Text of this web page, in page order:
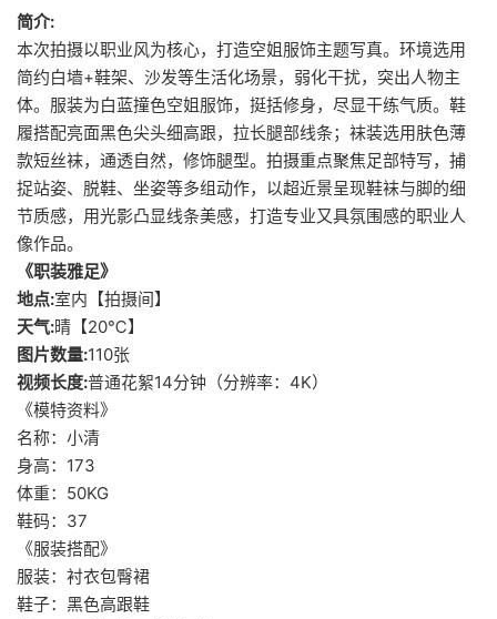
简介:
本次拍摄以职业风为核心，打造空姐服饰主题写真。环境选用
简约白墙+鞋架、沙发等生活化场景，弱化干扰，突出人物主
体。服装为白蓝撞色空姐服饰，挺括修身，尽显干练气质。鞋
履搭配亮面黑色尖头细高跟，拉长腿部线条；袜装选用肤色薄
款短丝袜，通透自然，修饰腿型。拍摄重点聚焦足部特写，捕
捉站姿、脱鞋、坐姿等多组动作，以超近景呈现鞋袜与脚的细
节质感，用光影凸显线条美感，打造专业又具氛围感的职业人
像作品。
《职装雅足》
地点:室内【拍摄间】
天气:晴【20℃】
图片数量:110张
视频长度:普通花絮14分钟（分辨率：4K）
《模特资料》
名称：小清
身高：173
体重：50KG
鞋码：37
《服装搭配》
服装：衬衣包臀裙
鞋子：黑色高跟鞋